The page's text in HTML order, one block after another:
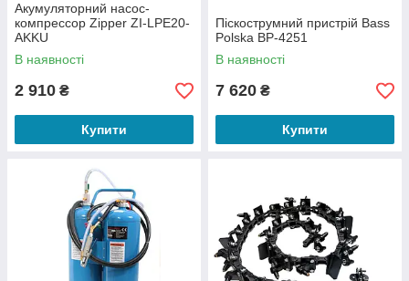
Акумуляторний насос-
компрессор Zipper ZI-LPE20-
AKKU
В наявності
2 910 ₴
Купити
Піскострумний пристрій Bass
Polska BP-4251
В наявності
7 620 ₴
Купити